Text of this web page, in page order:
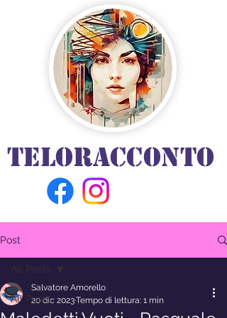
TELORACCONTO
Post
All Posts
Salvatore Amorello
20 dic 2023Tempo di lettura: 1 min